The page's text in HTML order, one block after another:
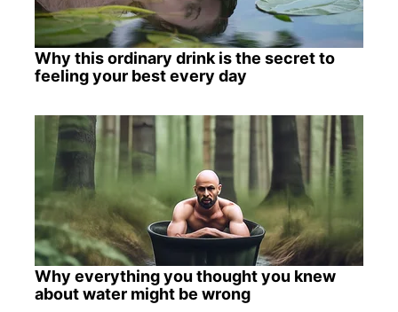
Why this ordinary drink is the secret to
feeling your best every day
Why everything you thought you knew
about water might be wrong